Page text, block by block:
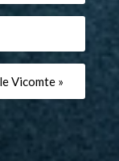
Vicomte »